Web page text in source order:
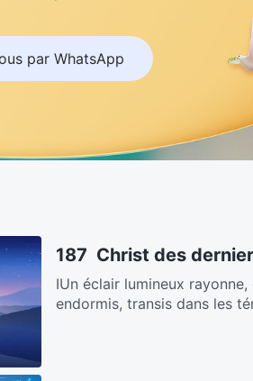
par WhatsApp
187 Christ des
ⅠUn éclair lumineux
endormis, transis dans les